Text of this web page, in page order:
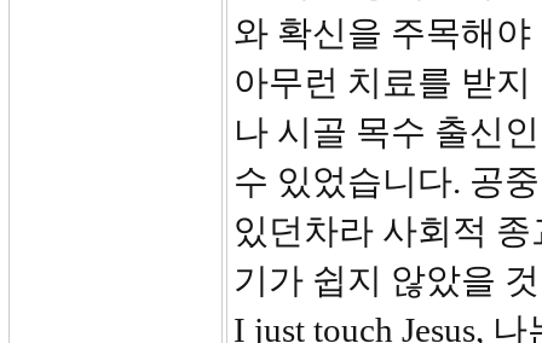
와 확신을 주목해
아무런 치료를 받
나 시골 목수 출신
수 있었습니다. 공
있던차라 사회적
기가 쉽지 않았을
I just touch Jesus,